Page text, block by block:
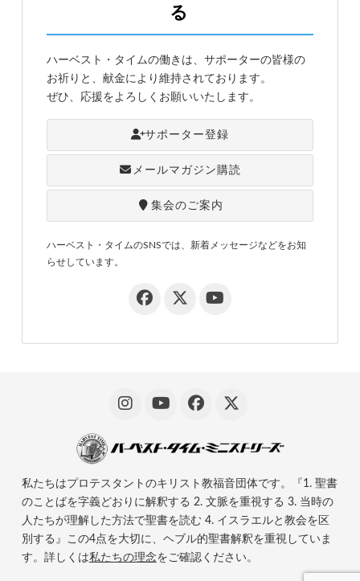
る
ハーベスト・タイムの働きは、サポーターの皆様の
お祈りと、献金により維持されております。
ぜひ、応援をよろしくお願いいたします。
サポーター登録
メールマガジン購読
集会のご案内
ハーベスト・タイムのSNSでは、新着メッセージなどをお知
らせしています。
私たちはプロテスタントのキリスト教福音団体です。『1. 聖書
のことばを字義どおりに解釈する 2. 文脈を重視する 3. 当時の
人たちが理解した方法で聖書を読む 4. イスラエルと教会を区
別する』この4点を大切に、ヘブル的聖書解釈を重視していま
す。詳しくは私たちの理念をご確認ください。